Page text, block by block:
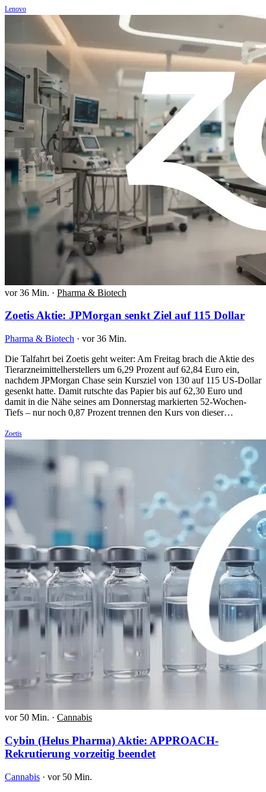
Lenovo
vor 36 Min. · Pharma & Biotech
Zoetis Aktie: JPMorgan senkt Ziel auf 115 Dollar
Pharma & Biotech · vor 36 Min.
Die Talfahrt bei Zoetis geht weiter: Am Freitag brach die Aktie des
Tierarzneimittelherstellers um 6,29 Prozent auf 62,84 Euro ein,
nachdem JPMorgan Chase sein Kursziel von 130 auf 115 US-Dollar
gesenkt hatte. Damit rutschte das Papier bis auf 62,30 Euro und
damit in die Nähe seines am Donnerstag markierten 52-Wochen-
Tiefs – nur noch 0,87 Prozent trennen den Kurs von dieser…
Zoetis
vor 50 Min. · Cannabis
Cybin (Helus Pharma) Aktie: APPROACH-
Rekrutierung vorzeitig beendet
Cannabis · vor 50 Min.